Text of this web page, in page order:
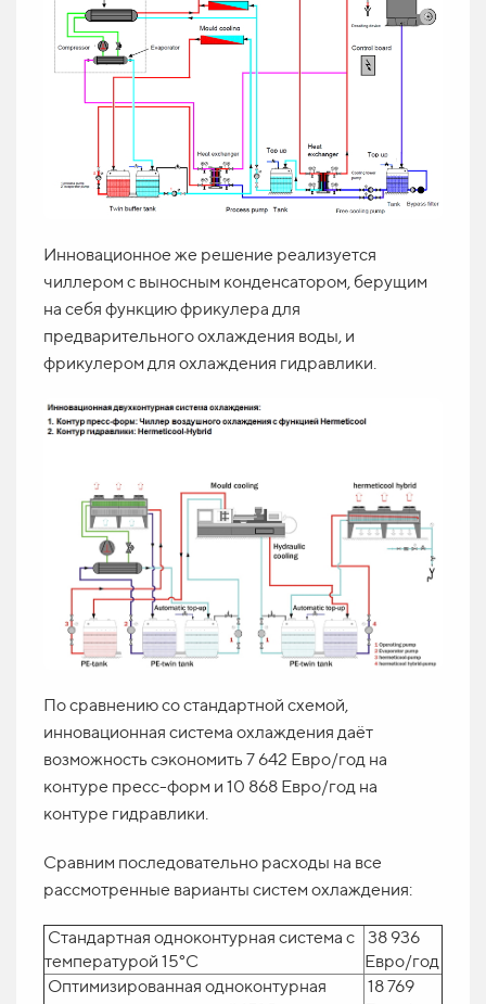
Инновационное же решение реализуется
чиллером с выносным конденсатором, берущим
на себя функцию фрикулера для
предварительного охлаждения воды, и
фрикулером для охлаждения гидравлики.
По сравнению со стандартной схемой,
инновационная система охлаждения даёт
возможность сэкономить 7 642 Евро/год на
контуре пресс-форм и 10 868 Евро/год на
контуре гидравлики.
Сравним последовательно расходы на все
рассмотренные варианты систем охлаждения:
Стандартная одноконтурная система с
температурой 15°С
38 936
Евро/год
Оптимизированная одноконтурная
18 769